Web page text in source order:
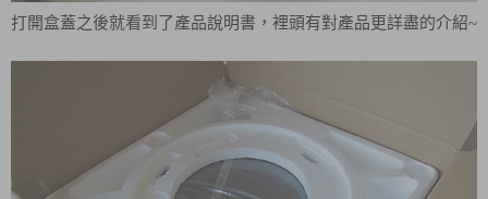
打開盒蓋之後就看到了產品說明書，裡頭有對產品更詳盡的介紹~